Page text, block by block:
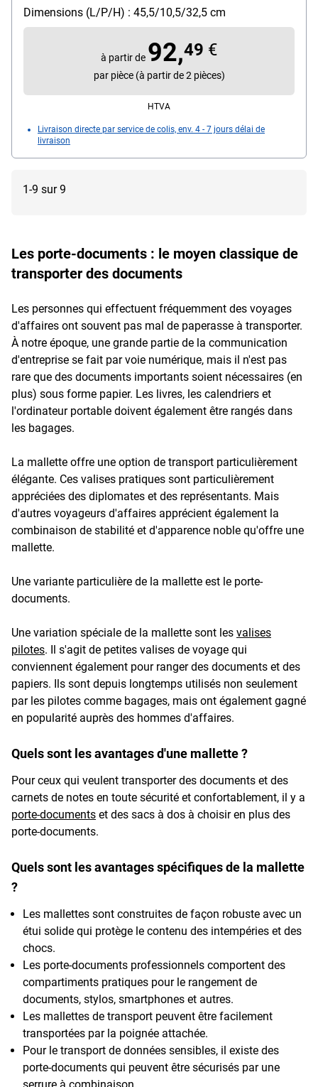
plumier, 3 compartiments pour cartes de visites,
soufflet, 2 serrures à combinaison, 2 étuis pour
accessoires, 3 compartiments pour cartes de visite,
avec soufflet, 2 serrures à combinaison chiffrée
Matière : nylon / similicuir
Dimensions (L/P/H) : 45,5/10,5/32,5 cm
à partir de 92,49 €
par pièce (à partir de 2 pièces)
HTVA
Livraison directe par service de colis, env. 4 - 7 jours délai de
livraison
1-9 sur 9
Les porte-documents : le moyen classique de
transporter des documents
Les personnes qui effectuent fréquemment des voyages
d'affaires ont souvent pas mal de paperasse à transporter.
À notre époque, une grande partie de la communication
d'entreprise se fait par voie numérique, mais il n'est pas
rare que des documents importants soient nécessaires (en
plus) sous forme papier. Les livres, les calendriers et
l'ordinateur portable doivent également être rangés dans
les bagages.
La mallette offre une option de transport particulièrement
élégante. Ces valises pratiques sont particulièrement
appréciées des diplomates et des représentants. Mais
d'autres voyageurs d'affaires apprécient également la
combinaison de stabilité et d'apparence noble qu'offre une
mallette.
Une variante particulière de la mallette est le porte-
documents.
Une variation spéciale de la mallette sont les valises
pilotes. Il s'agit de petites valises de voyage qui
conviennent également pour ranger des documents et des
papiers. Ils sont depuis longtemps utilisés non seulement
par les pilotes comme bagages, mais ont également gagné
en popularité auprès des hommes d'affaires.
Quels sont les avantages d'une mallette ?
Pour ceux qui veulent transporter des documents et des
carnets de notes en toute sécurité et confortablement, il y a
porte-documents et des sacs à dos à choisir en plus des
porte-documents.
Quels sont les avantages spécifiques de la mallette
?
Les mallettes sont construites de façon robuste avec un
étui solide qui protège le contenu des intempéries et des
chocs.
Les porte-documents professionnels comportent des
compartiments pratiques pour le rangement de
documents, stylos, smartphones et autres.
Les mallettes de transport peuvent être facilement
transportées par la poignée attachée.
Pour le transport de données sensibles, il existe des
porte-documents qui peuvent être sécurisés par une